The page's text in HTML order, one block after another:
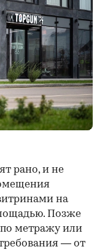
рано, и не
на
Позже
метражу или
— от